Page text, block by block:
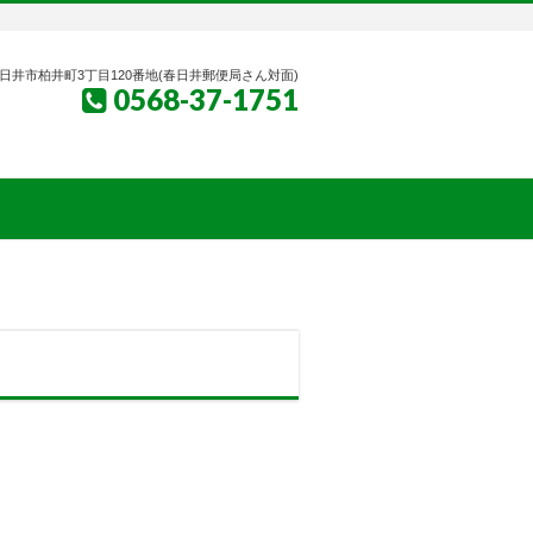
井市柏井町3丁目120番地(春日井郵便局さん対面)
0568-37-1751